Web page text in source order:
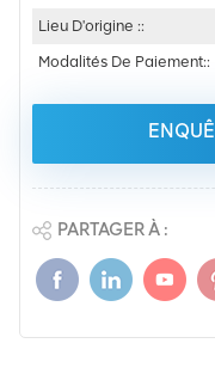
Lieu D'origine ::
Modalités De Paiement::
PARTAGER À :